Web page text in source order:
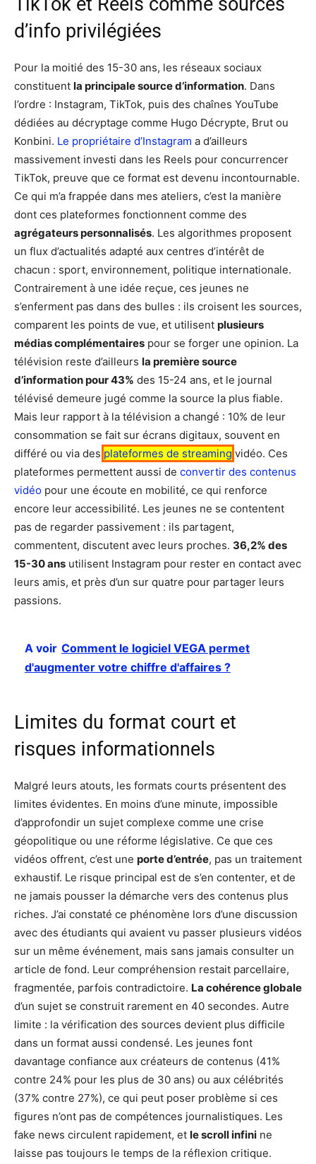
d’info privilégiées
Pour la moitié des 15-30 ans, les réseaux sociaux
constituent la principale source d’information. Dans
l’ordre : Instagram, TikTok, puis des chaînes YouTube
dédiées au décryptage comme Hugo Décrypte, Brut ou
Konbini. Le propriétaire d’Instagram a d’ailleurs
massivement investi dans les Reels pour concurrencer
TikTok, preuve que ce format est devenu incontournable.
Ce qui m’a frappée dans mes ateliers, c’est la manière
dont ces plateformes fonctionnent comme des
agrégateurs personnalisés. Les algorithmes proposent
un flux d’actualités adapté aux centres d’intérêt de
chacun : sport, environnement, politique internationale.
Contrairement à une idée reçue, ces jeunes ne
s’enferment pas dans des bulles : ils croisent les sources,
comparent les points de vue, et utilisent plusieurs
médias complémentaires pour se forger une opinion. La
télévision reste d’ailleurs la première source
d’information pour 43% des 15-24 ans, et le journal
télévisé demeure jugé comme la source la plus fiable.
Mais leur rapport à la télévision a changé : 10% de leur
consommation se fait sur écrans digitaux, souvent en
différé ou via des plateformes de streaming vidéo. Ces
plateformes permettent aussi de convertir des contenus
vidéo pour une écoute en mobilité, ce qui renforce
encore leur accessibilité. Les jeunes ne se contentent
pas de regarder passivement : ils partagent,
commentent, discutent avec leurs proches. 36,2% des
15-30 ans utilisent Instagram pour rester en contact avec
leurs amis, et près d’un sur quatre pour partager leurs
passions.
A voir Comment le logiciel VEGA permet
d'augmenter votre chiffre d'affaires ?
Limites du format court et
risques informationnels
Malgré leurs atouts, les formats courts présentent des
limites évidentes. En moins d’une minute, impossible
d’approfondir un sujet complexe comme une crise
géopolitique ou une réforme législative. Ce que ces
vidéos offrent, c’est une porte d’entrée, pas un traitement
exhaustif. Le risque principal est de s’en contenter, et de
ne jamais pousser la démarche vers des contenus plus
riches. J’ai constaté ce phénomène lors d’une discussion
avec des étudiants qui avaient vu passer plusieurs vidéos
sur un même événement, mais sans jamais consulter un
article de fond. Leur compréhension restait parcellaire,
fragmentée, parfois contradictoire. La cohérence globale
d’un sujet se construit rarement en 40 secondes. Autre
limite : la vérification des sources devient plus difficile
dans un format aussi condensé. Les jeunes font
davantage confiance aux créateurs de contenus (41%
contre 24% pour les plus de 30 ans) ou aux célébrités
(37% contre 27%), ce qui peut poser problème si ces
figures n’ont pas de compétences journalistiques. Les
fake news circulent rapidement, et le scroll infini ne
laisse pas toujours le temps de la réflexion critique.